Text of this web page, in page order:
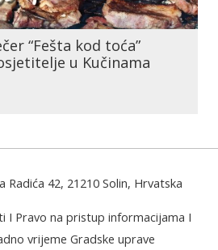
“Fešta kod toća”
u Kučinama
Radića 42, 21210 Solin, Hrvatska
I Pravo na pristup informacijama I
vrijeme Gradske uprave